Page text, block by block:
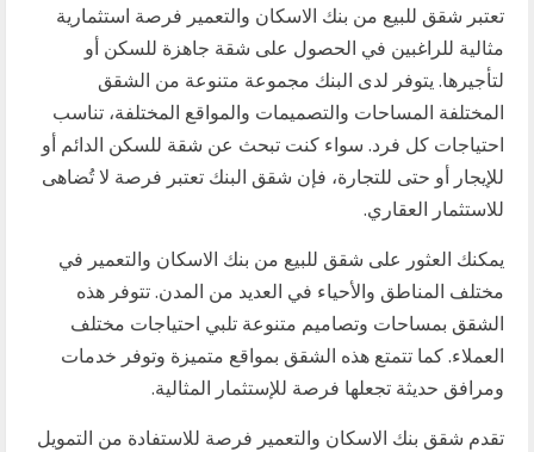
تعتبر شقق للبيع من بنك الاسكان والتعمير فرصة استثمارية
مثالية للراغبين في الحصول على شقة جاهزة للسكن أو
لتأجيرها. يتوفر لدى البنك مجموعة متنوعة من الشقق
المختلفة المساحات والتصميمات والمواقع المختلفة، تناسب
احتياجات كل فرد. سواء كنت تبحث عن شقة للسكن الدائم أو
للإيجار أو حتى للتجارة، فإن شقق البنك تعتبر فرصة لا تُضاهى
للاستثمار العقاري.
يمكنك العثور على شقق للبيع من بنك الاسكان والتعمير في
مختلف المناطق والأحياء في العديد من المدن. تتوفر هذه
الشقق بمساحات وتصاميم متنوعة تلبي احتياجات مختلف
العملاء. كما تتمتع هذه الشقق بمواقع متميزة وتوفر خدمات
ومرافق حديثة تجعلها فرصة للإستثمار المثالية.
تقدم شقق بنك الاسكان والتعمير فرصة للاستفادة من التمويل